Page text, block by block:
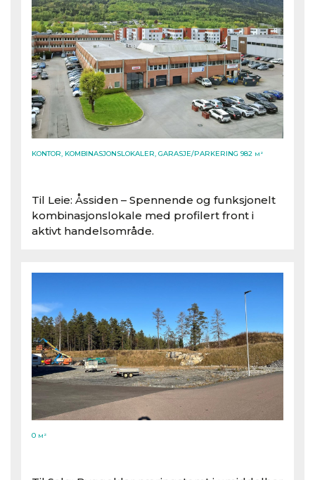
KONTOR, KOMBINASJONSLOKALER, GARASJE/PARKERING 982 M²
Til Leie: Åssiden – Spennende og funksjonelt
kombinasjonslokale med profilert front i
aktivt handelsområde.
0 M²